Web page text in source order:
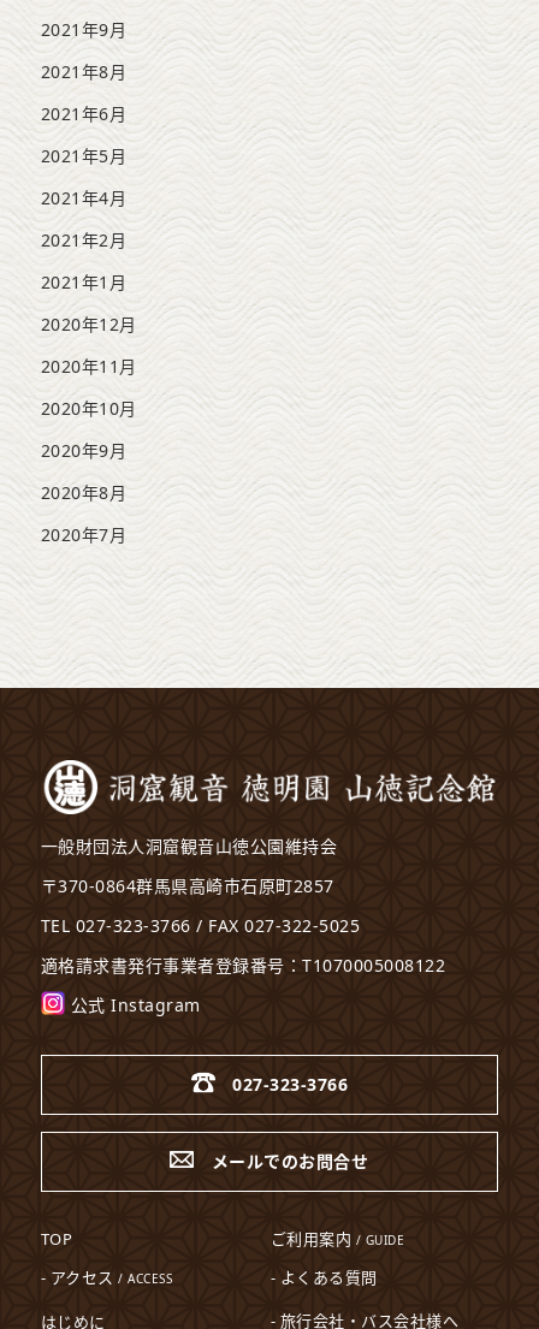
2021年9月
2021年8月
2021年6月
2021年5月
2021年4月
2021年2月
2021年1月
2020年12月
2020年11月
2020年10月
2020年9月
2020年8月
2020年7月
一般財団法人洞窟観音山徳公園維持会
〒370-0864群馬県高崎市石原町2857
TEL 027-323-3766 / FAX 027-322-5025
適格請求書発行事業者登録番号：T1070005008122
公式 Instagram
027-323-3766
メールでのお問合せ
TOP
- アクセス / ACCESS
はじめに
ご利用案内 / GUIDE
- よくある質問
- 旅行会社・バス会社様へ